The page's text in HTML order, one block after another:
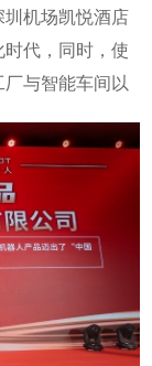
机场凯悦酒店
代，同时，使
与智能车间以
创新体系、提升
凭借专业的技
八届）高工机
产品ER15-
的机械设计带
算法，该产品批
，可广泛应用于